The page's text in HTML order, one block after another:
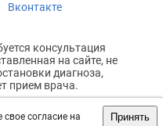
согласие на
Принять
Вконтакте
консультация
на сайте, не
диагноза,
прием врача.